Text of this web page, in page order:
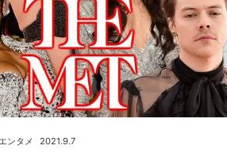
2021.9.7
ンタメ